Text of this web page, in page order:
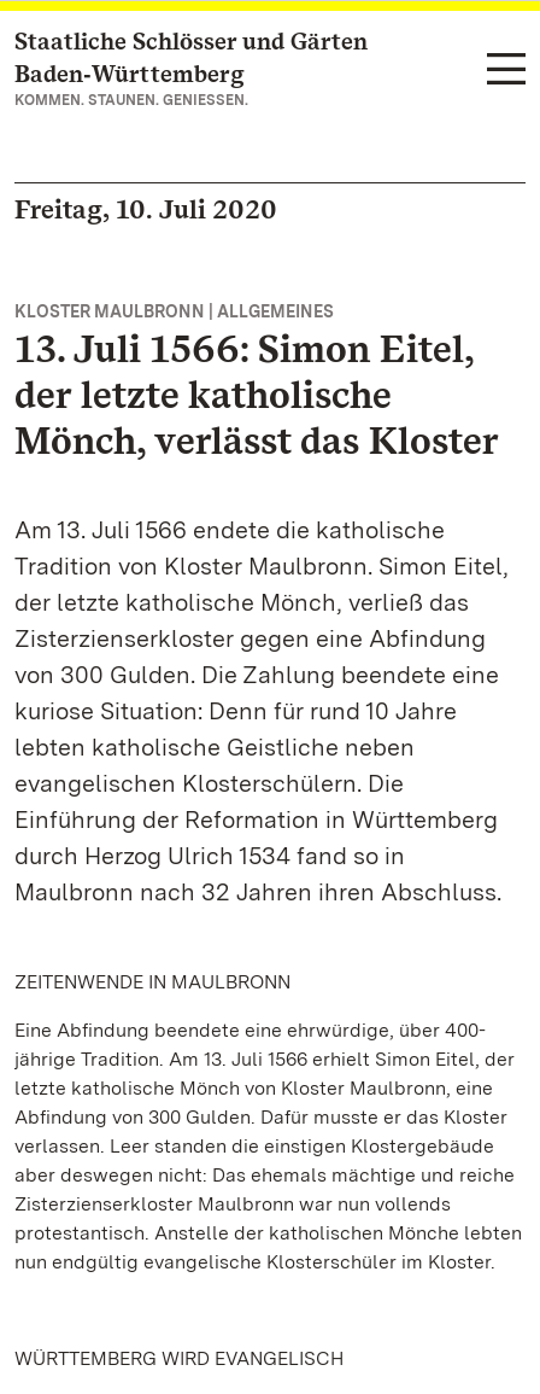
Zum Hauptinhalt springen
Staatliche Schlösser und Gärten
Baden‑Württemberg
KOMMEN. STAUNEN. GENIESSEN.
Freitag, 10. Juli 2020
KLOSTER MAULBRONN | ALLGEMEINES
13. Juli 1566: Simon Eitel,
der letzte katholische
Mönch, verlässt das Kloster
Am 13. Juli 1566 endete die katholische
Tradition von Kloster Maulbronn. Simon Eitel,
der letzte katholische Mönch, verließ das
Zisterzienserkloster gegen eine Abfindung
von 300 Gulden. Die Zahlung beendete eine
kuriose Situation: Denn für rund 10 Jahre
lebten katholische Geistliche neben
evangelischen Klosterschülern. Die
Einführung der Reformation in Württemberg
durch Herzog Ulrich 1534 fand so in
Maulbronn nach 32 Jahren ihren Abschluss.
ZEITENWENDE IN MAULBRONN
Eine Abfindung beendete eine ehrwürdige, über 400-
jährige Tradition. Am 13. Juli 1566 erhielt Simon Eitel, der
letzte katholische Mönch von Kloster Maulbronn, eine
Abfindung von 300 Gulden. Dafür musste er das Kloster
verlassen. Leer standen die einstigen Klostergebäude
aber deswegen nicht: Das ehemals mächtige und reiche
Zisterzienserkloster Maulbronn war nun vollends
protestantisch. Anstelle der katholischen Mönche lebten
nun endgültig evangelische Klosterschüler im Kloster.
WÜRTTEMBERG WIRD EVANGELISCH